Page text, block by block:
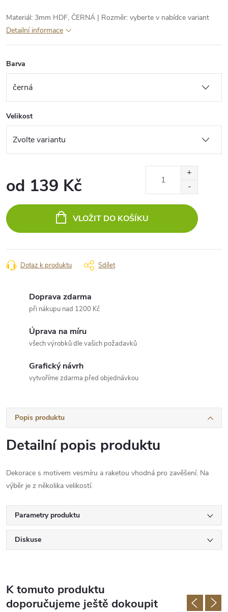
Materiál: 3mm HDF, ČERNÁ | Rozměr: vyberte v nabídce variant
Detailní informace
Barva
Velikost
od 139 Kč
cena:
VLOŽIT DO KOŠÍKU
Dotaz k produktu Sdílet
Doprava zdarma
při nákupu nad 1200 Kč
Úprava na míru
všech výrobků dle vašich požadavků
Grafický návrh
vytvoříme zdarma před objednávkou
Popis produktu
Detailní popis produktu
Dekorace s motivem vesmíru a raketou vhodná pro zavěšení. Na
výběr je z několika velikostí.
Parametry produktu
Diskuse
K tomuto produktu
doporučujeme ještě dokoupit